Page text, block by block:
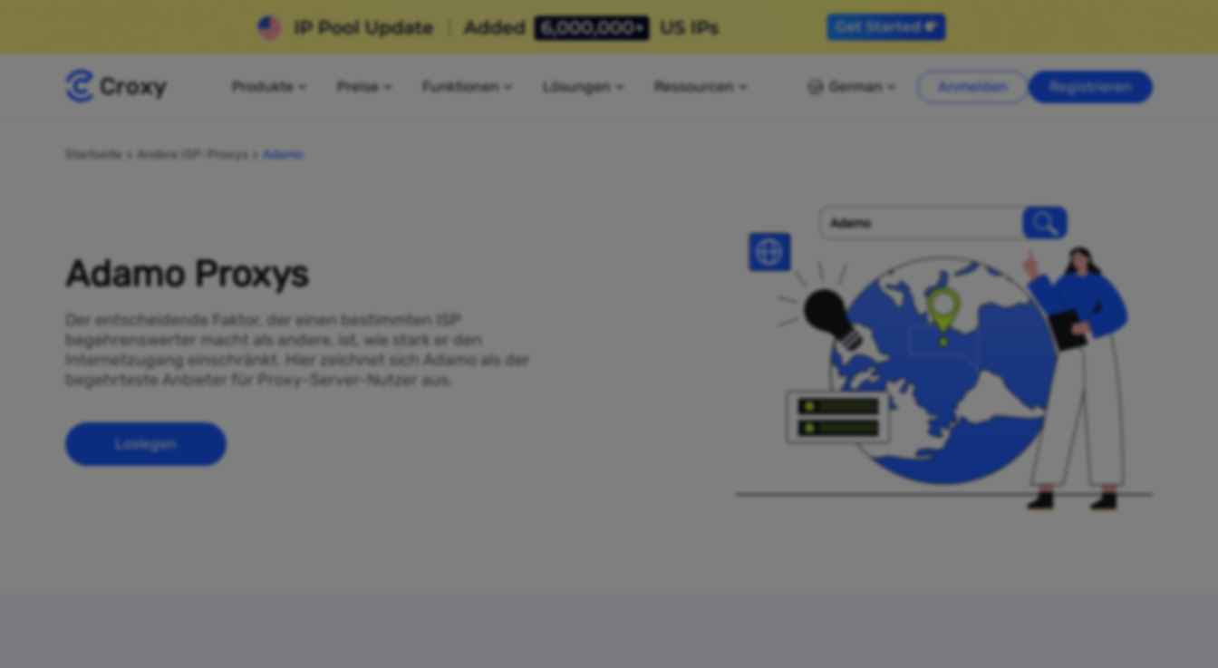
Produkte Preise Funktionen Lösungen Ressourcen German Anmelden Registrieren
Startseite Andere ISP-Proxys Adamo
Adamo Proxys
Der entscheidende Faktor, der einen bestimmten ISP
begehrenswerter macht als andere, ist, wie stark er den
Internetzugang einschränkt. Hier zeichnet sich Adamo als der
begehrteste Anbieter für Proxy-Server-Nutzer aus.
Loslegen
Adamo